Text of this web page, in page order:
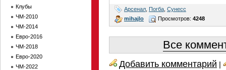
Арсенал Погба Сунесс
mihajlo
Просмотров: 4248
Все
Добавить комментарий |
Клубы
ЧМ-2010
ЧМ-2014
Евро-2016
ЧМ-2018
Евро-2020
ЧМ-2022